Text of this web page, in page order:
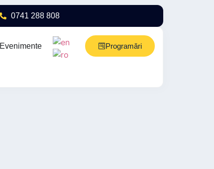
0741 288 808
Evenimente Programări